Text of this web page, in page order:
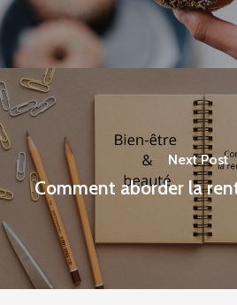
Next Post
Comment aborder la